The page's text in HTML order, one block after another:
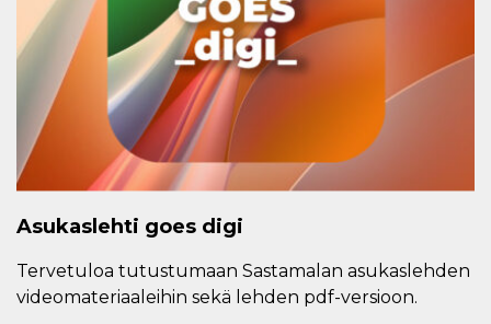
Asukaslehti goes digi
Tervetuloa tutustumaan Sastamalan asukaslehden
videomateriaaleihin sekä lehden pdf-versioon.